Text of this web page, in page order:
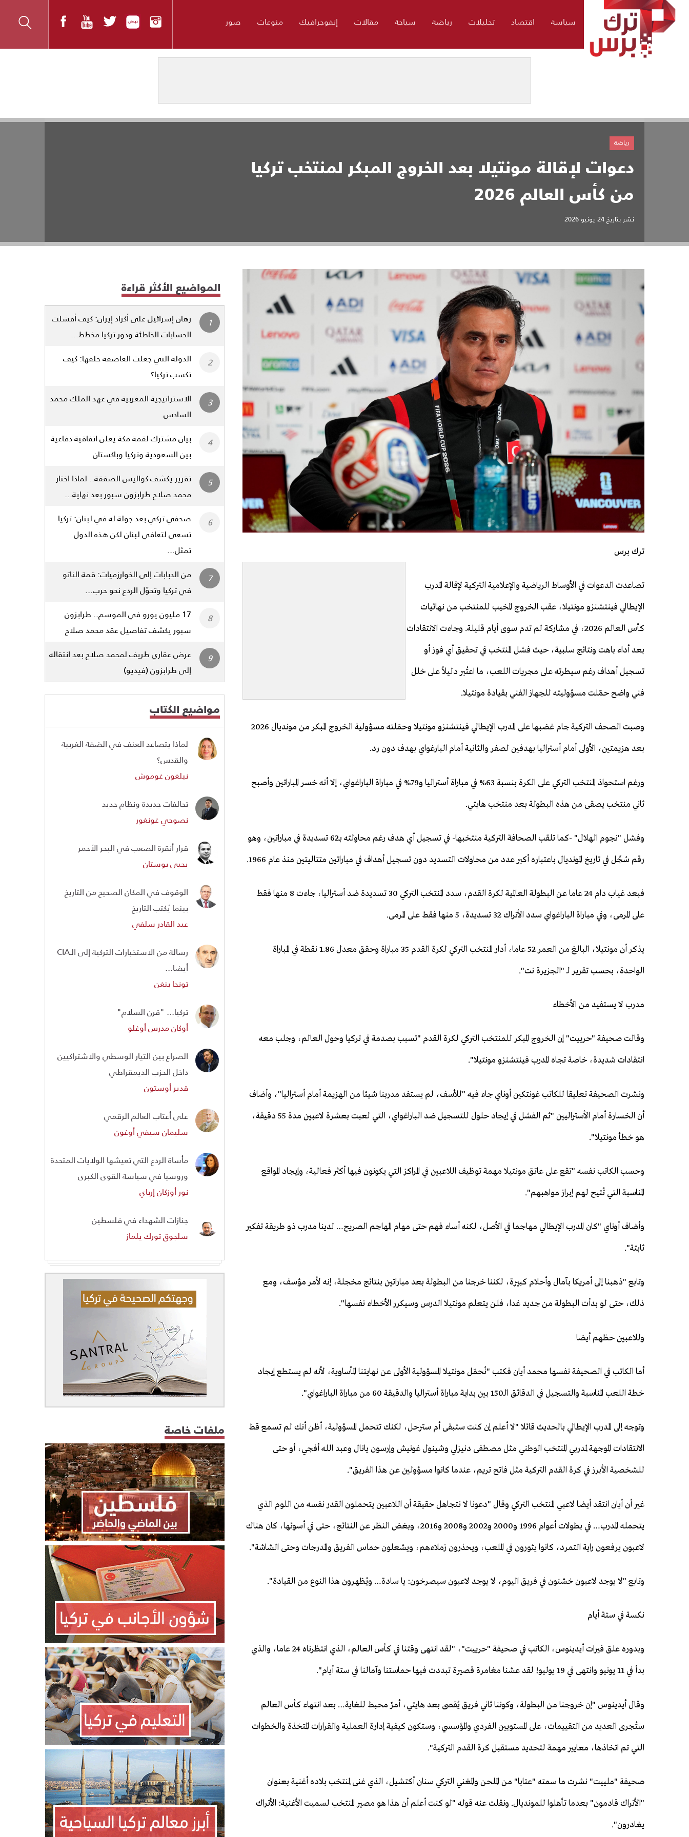
سياسة اقتصاد تحليلات رياضة سياحة مقالات إنفوجرافيك منوعات صور
دعوات لإقالة مونتيلا بعد الخروج المبكر لمنتخب تركيا
من كأس العالم 2026
نشر بتاريخ24 يونيو 2026
رياضة
ترك برس
تصاعدت الدعوات في الأوساط الرياضية والإعلامية التركية لإقالة المدرب
الإيطالي فينتشنزو مونتيلا، عقب الخروج المخيب للمنتخب من نهائيات
كأس العالم 2026، في مشاركة لم تدم سوى أيام قليلة. وجاءت الانتقادات
بعد أداء باهت ونتائج سلبية، حيث فشل المنتخب في تحقيق أي فوز أو
تسجيل أهداف رغم سيطرته على مجريات اللعب، ما اعتُبر دليلاً على خلل
فني واضح حمّلت مسؤوليته للجهاز الفني بقيادة مونتيلا.
وصبت الصحف التركية جام غضبها على المدرب الإيطالي فينتشنزو مونتيلا وحمّلته مسؤولية الخروج المبكر من مونديال 2026
بعد هزيمتين، الأولى أمام أستراليا بهدفين لصفر والثانية أمام البارغواي بهدف دون رد.
ورغم استحواذ المنتخب التركي على الكرة بنسبة 63% في مباراة أستراليا و79% في مباراة الباراغواي، إلا أنه خسر المباراتين وأصبح
ثاني منتخب يصقى من هذه البطولة بعد منتخب هايتي.
وفشل "نجوم الهلال" -كما تلقب الصحافة التركية منتخبها- في تسجيل أي هدف رغم محاولته بـ62 تسديدة في مباراتين، وهو
رقم سُجِّل في تاريخ المونديال باعتباره أكبر عدد من محاولات التسديد دون تسجيل أهداف في مباراتين متتاليتين منذ عام 1966.
فبعد غياب دام 24 عاما عن البطولة العالمية لكرة القدم، سدد المنتخب التركي 30 تسديدة ضد أستراليا، جاءت 8 منها فقط
على المرمى، وفي مباراة الباراغواي سدد الأتراك 32 تسديدة، 5 منها فقط على المرمى.
يذكر أن مونتيلا، البالغ من العمر 52 عاما، أدار المنتخب التركي لكرة القدم 35 مباراة وحقق معدل 1.86 نقطة في المباراة
الواحدة، بحسب تقرير لـ "الجزيرة نت".
مدرب لا يستفيد من الأخطاء
وقالت صحيفة "حرييت" إن الخروج المبكر للمنتخب التركي لكرة القدم "تسبب بصدمة في تركيا وحول العالم، وجلب معه
انتقادات شديدة، خاصة تجاه المدرب فينتشنزو مونتيلا".
ونشرت الصحيفة تعليقا للكاتب غونتكين أوناي جاء فيه "للأسف، لم يستفد مدربنا شيئا من الهزيمة أمام أستراليا"، وأضاف
أن الخسارة أمام الأستراليين "ثم الفشل في إيجاد حلول للتسجيل ضد الباراغواي، التي لعبت بعشرة لاعبين مدة 55 دقيقة،
هو خطأ مونتيلا".
وحسب الكاتب نفسه "تقع على عاتق مونتيلا مهمة توظيف اللاعبين في المراكز التي يكونون فيها أكثر فعالية، وإيجاد المواقع
المناسبة التي تُتيح لهم إبراز مواهبهم".
وأضاف أوناي "كان المدرب الإيطالي مهاجما في الأصل، لكنه أساء فهم حتى مهام المهاجم الصريح… لدينا مدرب ذو طريقة تفكير
ثابتة".
وتابع "ذهبنا إلى أمريكا بآمال وأحلام كبيرة، لكننا خرجنا من البطولة بعد مباراتين بنتائج مخجلة، إنه لأمر مؤسف، ومع
ذلك، حتى لو بدأت البطولة من جديد غدا، فلن يتعلم مونتيلا الدرس وسيكرر الأخطاء نفسها".
وللاعبين حظهم أيضا
أما الكاتب في الصحيفة نفسها محمد أيان فكتب "نُحمّل مونتيلا المسؤولية الأولى عن نهايتنا المأساوية، لأنه لم يستطع إيجاد
خطة اللعب المناسبة والتسجيل في الدقائق الـ150 بين بداية مباراة أستراليا والدقيقة 60 من مباراة الباراغواي".
وتوجه إلى المدرب الإيطالي بالحديث قائلا "لا أعلم إن كنت ستبقى أم سترحل، لكنك تتحمل المسؤولية، أظن أنك لم تسمع قط
الانتقادات الموجهة لمدربي المنتخب الوطني مثل مصطفى دنيزلي وشينول غونيش وإرسون يانال وعبد الله أفجي، أو حتى
للشخصية الأبرز في كرة القدم التركية مثل فاتح تريم، عندما كانوا مسؤولين عن هذا الفريق".
غير أن أيان انتقد أيضا لاعبي المنتخب التركي وقال "دعونا لا نتجاهل حقيقة أن اللاعبين يتحملون القدر نفسه من اللوم الذي
يتحمله المدرب… في بطولات أعوام 1996 و2000 و2002 و2008 و2016، وبغض النظر عن النتائج، حتى في أسوئها، كان هناك
لاعبون يرفعون راية التمرد، كانوا يثورون في الملعب، ويحذرون زملاءهم، ويشعلون حماس الفريق والمدرجات وحتى الشاشة".
وتابع "لا يوجد لاعبون خشنون في فريق اليوم، لا يوجد لاعبون سيصرخون: يا سادة… ويُظهرون هذا النوع من القيادة".
نكسة في ستة أيام
وبدوره علق فيرات أيدينوس، الكاتب في صحيفة "حرييت"، "لقد انتهى وقتنا في كأس العالم، الذي انتظرناه 24 عاما، والذي
بدأ في 11 يونيو وانتهى في 19 يوليو! لقد عشنا مغامرة قصيرة تبددت فيها حماستنا وآمالنا في ستة أيام".
وقال أيدينوس "إن خروجنا من البطولة، وكوننا ثاني فريق يُقصى بعد هايتي، أمرٌ محبط للغاية… بعد انتهاء كأس العالم
ستُجرى العديد من التقييمات، على المستويين الفردي والمؤسسي، وستكون كيفية إدارة العملية والقرارات المتخذة والخطوات
التي تم اتخاذها، معايير مهمة لتحديد مستقبل كرة القدم التركية".
صحيفة "ملييت" نشرت ما سمته "عتابا" من الملحن والمغني التركي سنان أكتشيل، الذي غنى لمنتخب بلاده أغنية بعنوان
"الأتراك قادمون" بعدما تأهلوا للمونديال. ونقلت عنه قوله "لو كنت أعلم أن هذا هو مصير المنتخب لسميت الأغنية: الأتراك
يغادرون".
المواضيع الأكثر قراءة
رهان إسرائيل على أكراد إيران: كيف أفشلت
الحسابات الخاطئة ودور تركيا مخطط...
الدولة التي جعلت العاصفة خلفها: كيف
تكسب تركيا؟
الاستراتيجية المغربية في عهد الملك محمد
السادس
بيان مشترك لقمة مكة يعلن اتفاقية دفاعية
بين السعودية وتركيا وباكستان
تقرير يكشف كواليس الصفقة.. لماذا اختار
محمد صلاح طرابزون سبور بعد نهاية...
صحفي تركي بعد جولة له في لبنان: تركيا
تسعى لتعافي لبنان لكن هذه الدول
تمثل...
من الدبابات إلى الخوارزميات: قمة الناتو
في تركيا وتحوّل الردع نحو حرب...
17 مليون يورو في الموسم.. طرابزون
سبور يكشف تفاصيل عقد محمد صلاح
عرض عقاري طريف لمحمد صلاح بعد انتقاله
إلى طرابزون (فيديو)
مواضيع الكتاب
لماذا يتصاعد العنف في الضفة الغربية
والقدس؟
نيلغون غوموش
تحالفات جديدة ونظام جديد
نصوحي غونغور
قرار أنقرة الصعب في البحر الأحمر
يحيى بوستان
الوقوف في المكان الصحيح من التاريخ
بينما يُكتب التاريخ
عبد القادر سلفي
رسالة من الاستخبارات التركية إلى الـCIA
أيضا...
تونجا بنغن
تركيا... "قرن السلام"
أوكان مدرس أوغلو
الصراع بين التيار الوسطي والاشتراكيين
داخل الحزب الديمقراطي
قدير أوستون
على أعتاب العالم الرقمي
سليمان سيفي أوغون
مأساة الردع التي تعيشها الولايات المتحدة
وروسيا في سياسة القوى الكبرى
نور أوزكان إرباي
جنازات الشهداء في فلسطين
سلجوق تورك يلماز
ملفات خاصة